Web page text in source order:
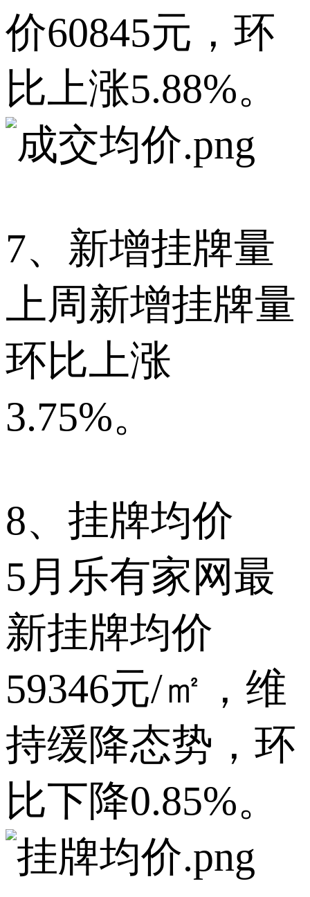
价60845元，环
比上涨5.88%。
7、新增挂牌量
上周新增挂牌量
环比上涨
3.75%。
8、挂牌均价
5月乐有家网最
新挂牌均价
59346元/㎡，维
持缓降态势，环
比下降0.85%。